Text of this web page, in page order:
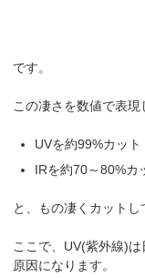
です。
この凄さを数値で表現
UVを約99%カット
IRを約70～80%カ
と、もの凄くカットし
ここで、UV(紫外線)
原因になります。